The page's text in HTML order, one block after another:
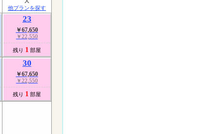
他プランを探す
23
￥67,650
￥22,550
残り 1 部屋
30
￥67,650
￥22,550
残り 1 部屋